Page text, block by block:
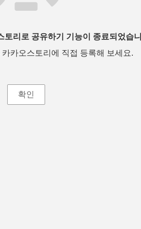
리로 공유하기 기능이 종료되었습
카오스토리에 직접 등록해 보세요.
확인